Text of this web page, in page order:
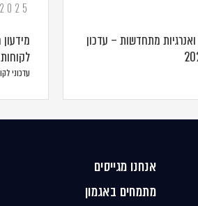
מתחדשות – עדכון
לקוחות
עדכוני
אנחנו מגייסים
מתמחים באגמון